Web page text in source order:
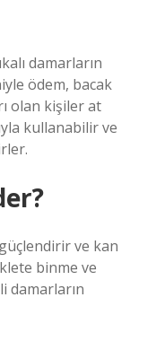
damarların
ödem, bacak
olan kişiler at
kullanabilir ve
ve kan
binme ve
damarların